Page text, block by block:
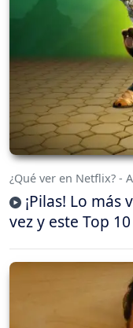
¿Qué ver en Netflix? -
¡Pilas! Lo
vez y este Top